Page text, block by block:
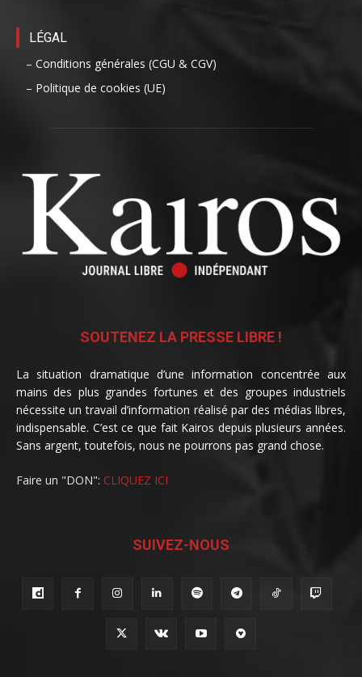
LÉGAL
– Conditions générales (CGU & CGV)
– Politique de cookies (UE)
SOUTENEZ LA PRESSE LIBRE !
La situation dramatique d’une information concentrée aux
mains des plus grandes fortunes et des groupes industriels
nécessite un travail d’information réalisé par des médias libres,
indispensable. C’est ce que fait Kairos depuis plusieurs années.
Sans argent, toutefois, nous ne pourrons pas grand chose.
Faire un "DON": CLIQUEZ ICI
SUIVEZ-NOUS